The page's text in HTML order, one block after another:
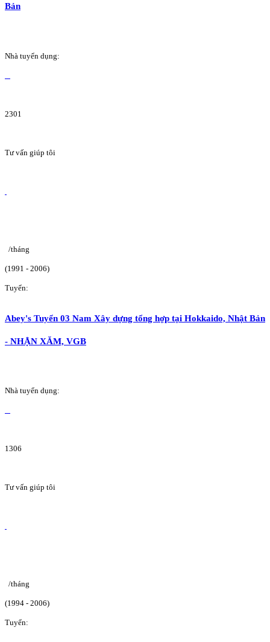
Bản
Nhà tuyển dụng:
2301
Tư vấn giúp tôi
/tháng
(1991 - 2006)
Tuyển:
Abey's Tuyển 03 Nam Xây dựng tổng hợp tại Hokkaido, Nhật Bản
- NHẬN XĂM, VGB
Nhà tuyển dụng:
1306
Tư vấn giúp tôi
/tháng
(1994 - 2006)
Tuyển: